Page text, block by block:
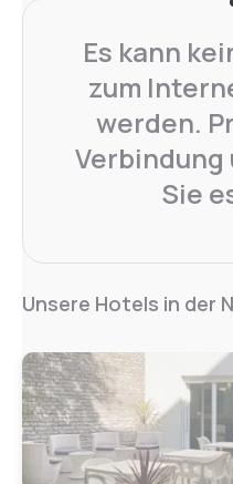
Es kann
zum
werden.
Verbindung
Sie
Unsere Hotels in der